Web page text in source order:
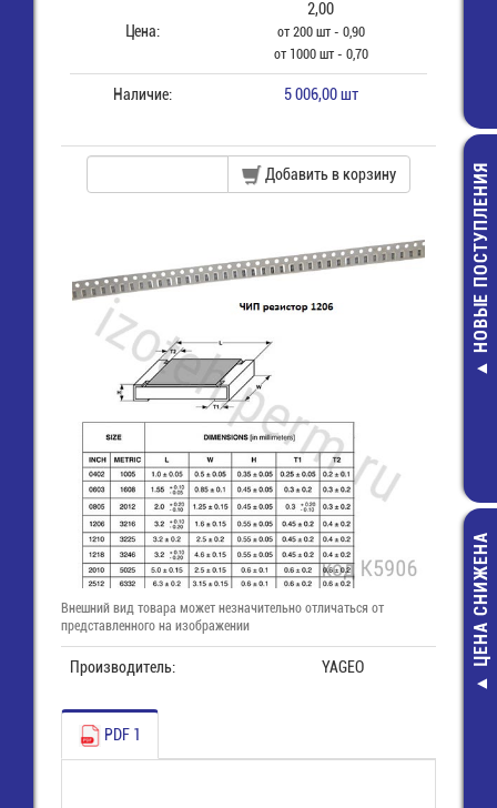
AA/ LR6 (15A)
G-Tech
питания
НОВЫЕ ПОСТУПЛЕНИЯ
336,00
ЦЕНА СНИЖЕНА
Цена:
2,00
от 200 шт - 0,90
от 1000 шт - 0,70
Наличие: 5 006,00 шт
Добавить в корзину
Внешний вид товара может незначительно отличаться от
представленного на изображении
Производитель: YAGEO
PDF 1